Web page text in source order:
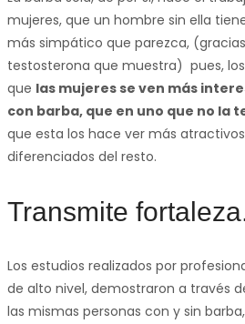
mujeres, que un hombre sin ella
más simpático que parezca,
testosterona que muestra) pues,
que las mujeres se ven más
con barba, que en uno que no la
que esta los hace ver más
diferenciados del resto.
Transmite
Los estudios realizados por
de alto nivel, demostraron a través
las mismas personas con y sin